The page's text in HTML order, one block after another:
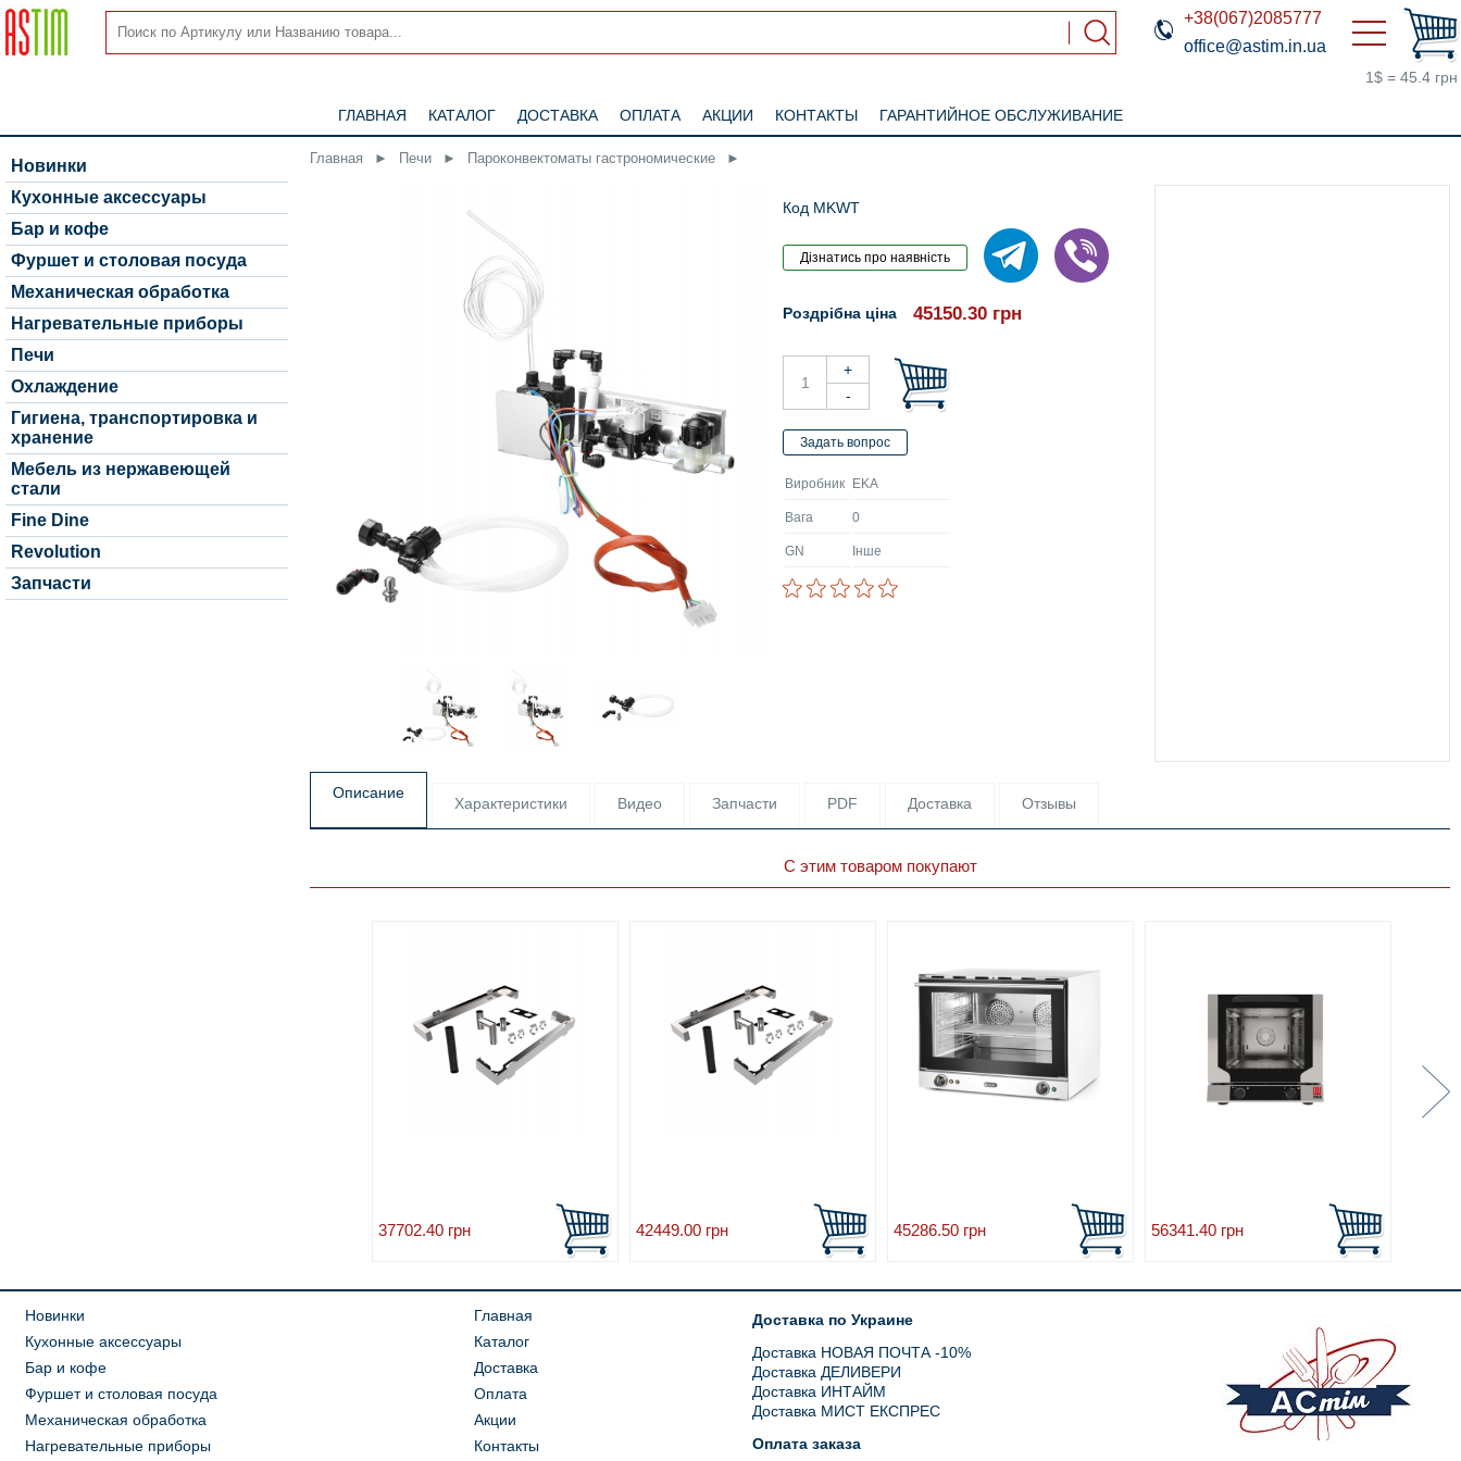
+38(067)2085777
office@astim.in.ua
1$ = 45.4 грн
ГЛАВНАЯ КАТАЛОГ ДОСТАВКА ОПЛАТА АКЦИИ КОНТАКТЫ ГАРАНТИЙНОЕ ОБСЛУЖИВАНИЕ
Новинки
Кухонные аксессуары
Бар и кофе
Фуршет и столовая посуда
Механическая обработка
Нагревательные приборы
Печи
Охлаждение
Гигиена, транспортировка и
хранение
Мебель из нержавеющей
стали
Fine Dine
Revolution
Запчасти
Главная ► Печи ► Пароконвектоматы гастрономические ►
Код MKWT
Роздрібна ціна 45150.30 грн
Виробник EKA
Вага 0
GN Інше
Описание
Характеристики Видео Запчасти PDF Доставка Отзывы
С этим товаром покупают
37702.40 грн 42449.00 грн 45286.50 грн 56341.40 грн
Новинки
Кухонные аксессуары
Бар и кофе
Фуршет и столовая посуда
Механическая обработка
Нагревательные приборы
Главная
Каталог
Доставка
Оплата
Акции
Контакты
Доставка по Украине
Доставка НОВАЯ ПОЧТА -10%
Доставка ДЕЛИВЕРИ
Доставка ИНТАЙМ
Доставка МИСТ ЕКСПРЕС
Оплата заказа